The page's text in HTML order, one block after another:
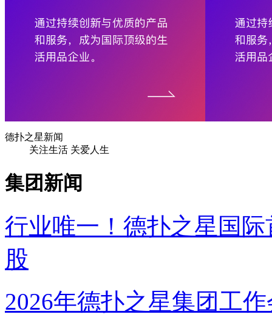
德扑之星新闻
关注生活 关爱人生
集团新闻
行业唯一！德扑之星国
股
2026年德扑之星集团工作